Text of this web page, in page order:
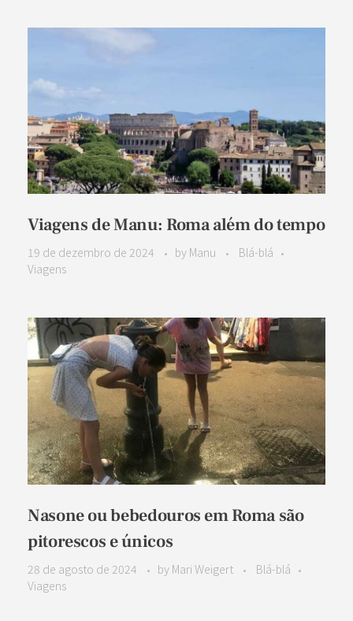
Viagens de Manu: Roma além do tempo
19 de dezembro de 2024 by Manu
Blá-blá
Viagens
Nasone ou bebedouros em Roma são
pitorescos e únicos
28 de agosto de 2024 by Mari Weigert
Blá-blá
Viagens